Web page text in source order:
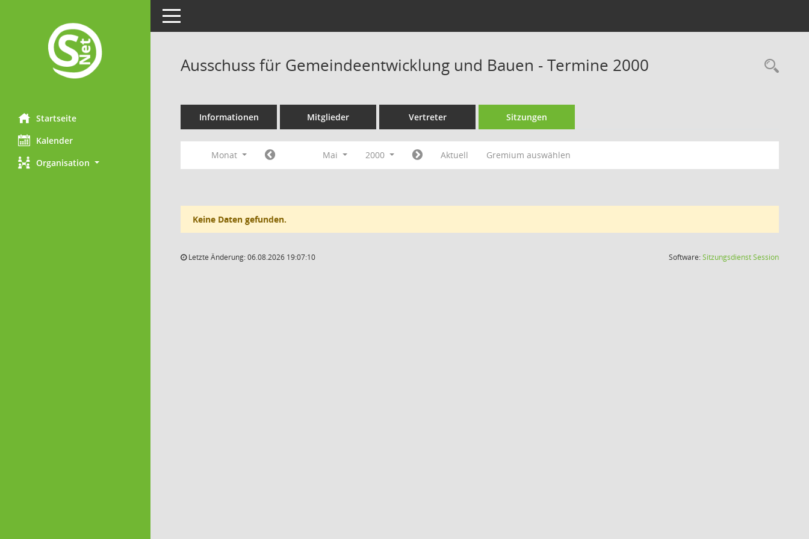
Startseite
Kalender
Organisation
Toggle navigation
Ausschuss für Gemeindeentwicklung und Bauen - Termine 2000
Informationen Mitglieder Vertreter Sitzungen
Monat Mai 2000 Aktuell Gremium auswählen
Keine Daten gefunden.
Letzte Änderung: 06.08.2026 19:07:10 Software:SitzungsdienstSession(Wird in